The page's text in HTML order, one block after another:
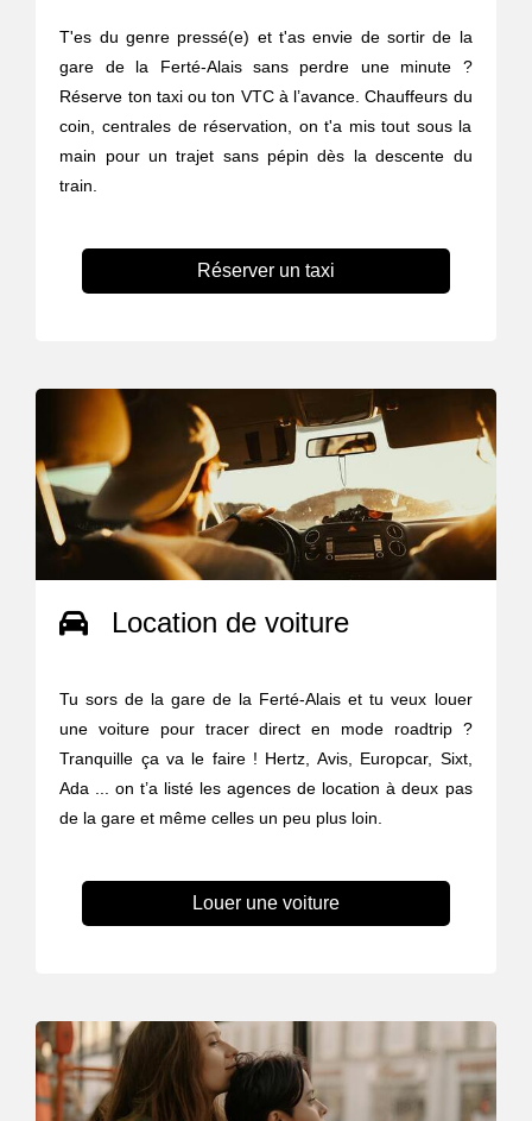
T'es du genre pressé(e) et t'as envie de sortir de la
gare de la Ferté-Alais sans perdre une minute ?
Réserve ton taxi ou ton VTC à l’avance. Chauffeurs du
coin, centrales de réservation, on t'a mis tout sous la
main pour un trajet sans pépin dès la descente du
train.
Réserver un taxi
Location de voiture
Tu sors de la gare de la Ferté-Alais et tu veux louer
une voiture pour tracer direct en mode roadtrip ?
Tranquille ça va le faire ! Hertz, Avis, Europcar, Sixt,
Ada ... on t’a listé les agences de location à deux pas
de la gare et même celles un peu plus loin.
Louer une voiture